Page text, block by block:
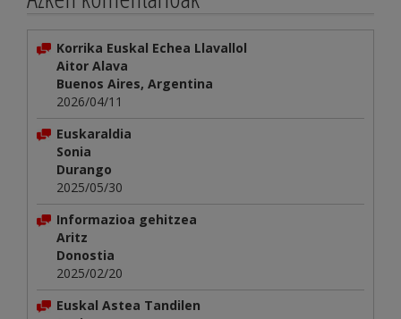
Korrika Euskal Echea Llavallol
Aitor Alava
Buenos Aires, Argentina
2026/04/11
Euskaraldia
Sonia
Durango
2025/05/30
Informazioa gehitzea
Aritz
Donostia
2025/02/20
Euskal Astea Tandilen